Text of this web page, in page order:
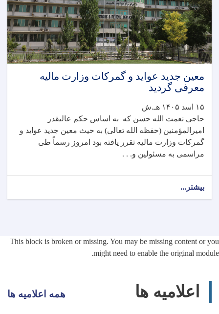
معین جدید عواید و گمرکات وزارت مالیه
معرفی گردید
۱۵ اسد ۱۴۰۵ هـ.ش
حاجی نعمت الله حسن که به اساس حکم عالیقدر
امیرالمؤمنین (حفظه الله تعالی) به حیث معین جدید عواید و
گمرکات وزارت مالیه تقرر یافته بود امروز رسماً طی
مراسمی به مسئولین و. . .
بیشتر...
This block is broken or missing. You may be missing content or you
might need to enable the original module.
اعلامیه ها همه اعلامیه ها